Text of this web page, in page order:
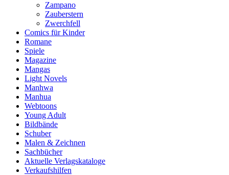
Zampano
Zauberstern
Zwerchfell
Comics für Kinder
Romane
Spiele
Magazine
Mangas
Light Novels
Manhwa
Manhua
Webtoons
Young Adult
Bildbände
Schuber
Malen & Zeichnen
Sachbücher
Aktuelle Verlagskataloge
Verkaufshilfen